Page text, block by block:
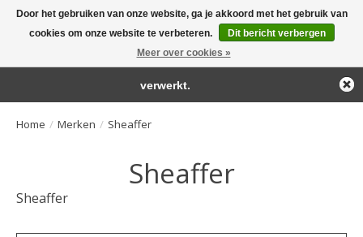
Large selection of products and fast shipping!
Home / Merken / Sheaffer
Sheaffer
Sheaffer
Door het gebruiken van onze website, ga je akkoord met het gebruik van
cookies om onze website te verbeteren.
Dit bericht verbergen
Meer over cookies »
← Keer terug naar de backofficeDeze winkel is in aanbouw.
Eventueel geplaatste orders zullen niet worden gehonoreerd of
verwerkt.